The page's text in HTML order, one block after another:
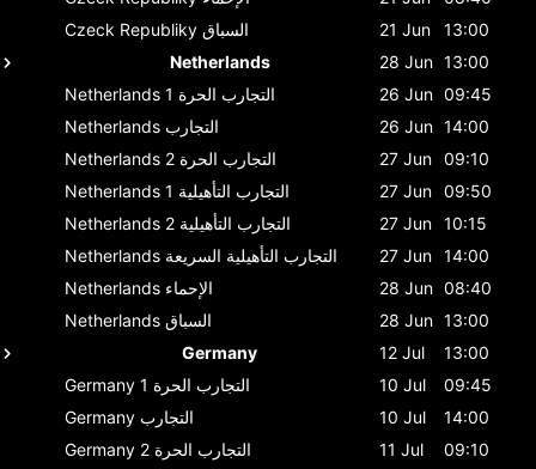
Czeck Republiky السباق 21 Jun
13:00
Netherlands
28 Jun 13:00
Netherlands
التجارب الحرة 1 26 Jun 09:45
Netherlands التجارب 26 Jun 14:00
Netherlands
التجارب الحرة 2 27 Jun 09:10
Netherlands
التجارب التأهيلية 1 27 Jun 09:50
Netherlands
التجارب التأهيلية 2 27 Jun 10:15
Netherlands التجارب التأهيلية السريعة 27 Jun 14:00
Netherlands الإحماء 28 Jun 08:40
Netherlands السباق 28 Jun 13:00
Germany
12 Jul
13:00
Germany
التجارب الحرة 1 10 Jul
09:45
Germany التجارب 10 Jul
14:00
Germany
التجارب الحرة 2 11 Jul
09:10